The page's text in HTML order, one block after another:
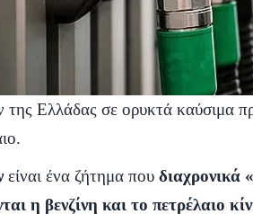
Ελλάδας σε ορυκτά καύσιμα
είναι ένα ζήτημα που διαχρονικά
η βενζίνη και το πετρέλαιο